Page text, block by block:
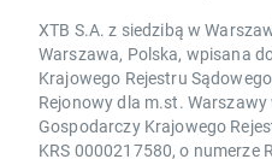
XTB S.A. z siedzibą w
Warszawa, Polska, wpisana
Krajowego Rejestru
Rejonowy dla m.st. Warszawy
Gospodarczy Krajowego
KRS 0000217580, o numerze